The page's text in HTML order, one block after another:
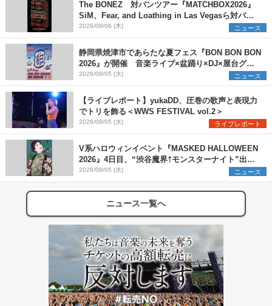
The BONEZ 対バンツアー『MATCHBOX2026』
SiM、Fear, and Loathing in Las Vegasら対バン
アーティストを一斉解禁
2026/08/06 (木) ニュース
静岡県焼津市であらたな夏フェス『BON BON BON
2026』が開催 音楽ライブ×盆踊り×DJ×屋台グル
メ×ランタンナイトで彩る2日間
2026/08/05 (水) ニュース
【ライブレポート】yukaDD、圧巻の歌声と表現力
でトリを飾る＜WWS FESTIVAL vol.2＞
2026/08/05 (水) ライブレポート
V系ハロウィンイベント『MASKED HALLOWEEN
2026』4日目、“渋谷魔界†モンスターナイト”出演6
組を発表
2026/08/05 (水) ニュース
ニュース一覧へ